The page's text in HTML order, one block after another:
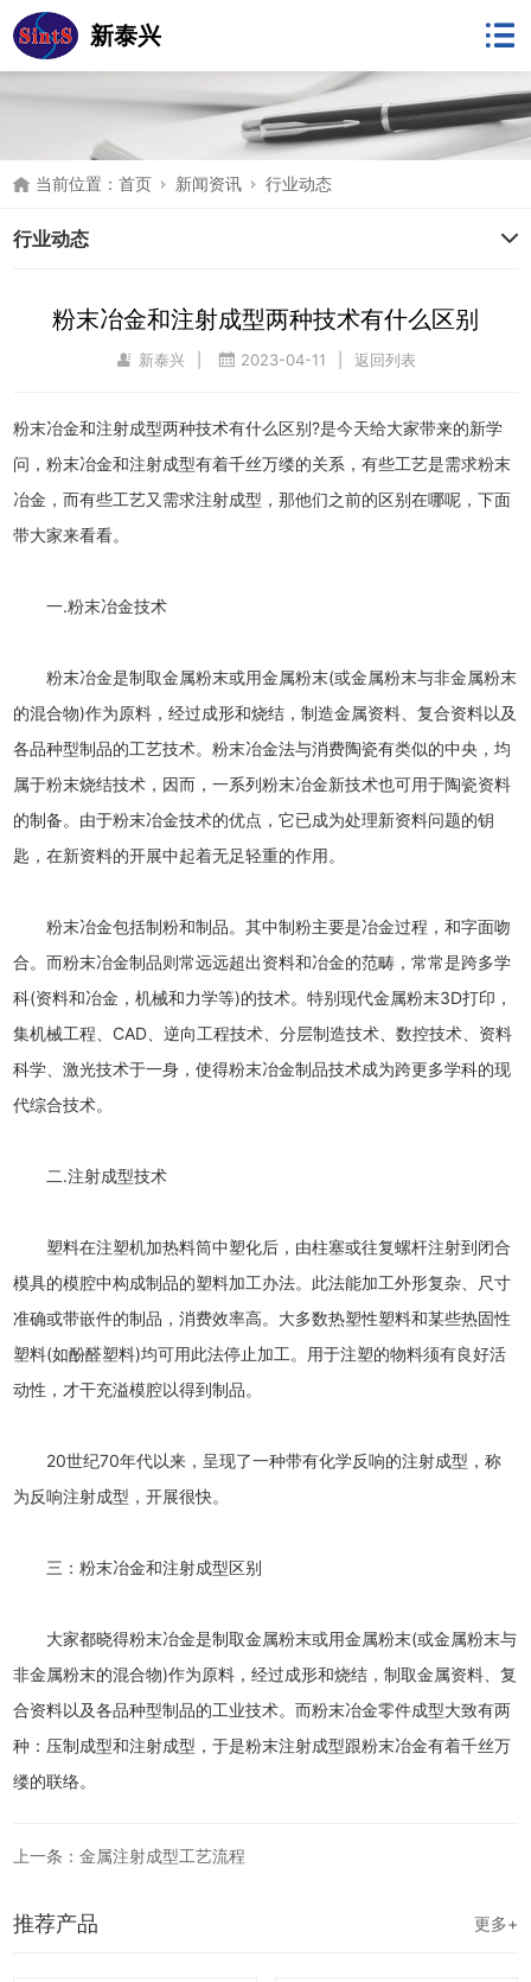
新泰兴
当前位置：首页 新闻资讯 行业动态
行业动态
粉末冶金和注射成型两种技术有什么区别
新泰兴 2023-04-11 返回列表
粉末冶金和注射成型两种技术有什么区别?是今天给大家带来的新学
问，粉末冶金和注射成型有着千丝万缕的关系，有些工艺是需求粉末
冶金，而有些工艺又需求注射成型，那他们之前的区别在哪呢，下面
带大家来看看。
一.粉末冶金技术
粉末冶金是制取金属粉末或用金属粉末(或金属粉末与非金属粉末
的混合物)作为原料，经过成形和烧结，制造金属资料、复合资料以及
各品种型制品的工艺技术。粉末冶金法与消费陶瓷有类似的中央，均
属于粉末烧结技术，因而，一系列粉末冶金新技术也可用于陶瓷资料
的制备。由于粉末冶金技术的优点，它已成为处理新资料问题的钥
匙，在新资料的开展中起着无足轻重的作用。
粉末冶金包括制粉和制品。其中制粉主要是冶金过程，和字面吻
合。而粉末冶金制品则常远远超出资料和冶金的范畴，常常是跨多学
科(资料和冶金，机械和力学等)的技术。特别现代金属粉末3D打印，
集机械工程、CAD、逆向工程技术、分层制造技术、数控技术、资料
科学、激光技术于一身，使得粉末冶金制品技术成为跨更多学科的现
代综合技术。
二.注射成型技术
塑料在注塑机加热料筒中塑化后，由柱塞或往复螺杆注射到闭合
模具的模腔中构成制品的塑料加工办法。此法能加工外形复杂、尺寸
准确或带嵌件的制品，消费效率高。大多数热塑性塑料和某些热固性
塑料(如酚醛塑料)均可用此法停止加工。用于注塑的物料须有良好活
动性，才干充溢模腔以得到制品。
20世纪70年代以来，呈现了一种带有化学反响的注射成型，称
为反响注射成型，开展很快。
三：粉末冶金和注射成型区别
大家都晓得粉末冶金是制取金属粉末或用金属粉末(或金属粉末与
非金属粉末的混合物)作为原料，经过成形和烧结，制取金属资料、复
合资料以及各品种型制品的工业技术。而粉末冶金零件成型大致有两
种：压制成型和注射成型，于是粉末注射成型跟粉末冶金有着千丝万
缕的联络。
上一条：金属注射成型工艺流程
推荐产品 更多+